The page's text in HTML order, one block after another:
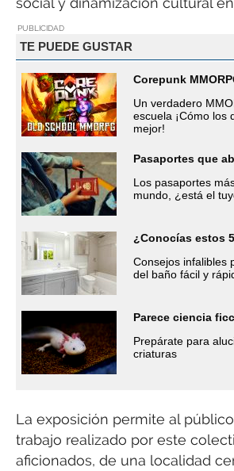
PUBLICIDAD
TE PUEDE GUSTAR
Corepunk
Un verdadero
escuela ¡Cómo los
mejor!
Pasaportes que
Los pasaportes
mundo, ¿está el
¿Conocías estos
Consejos infalibles
del baño fácil y
Parece ciencia
Prepárate para
criaturas
La exposición permite al
trabajo realizado por este
aficionados, de una localidad